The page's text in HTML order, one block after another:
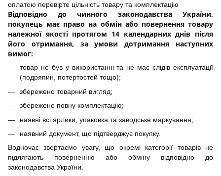
оплатою перевірте цільність товару та комплектацію
Відповідно до чинного законодавства України,
покупець має право на обмін або повернення товару
належної якості протягом 14 календарних днів після
його отримання, за умови дотримання наступних
вимог:
товар не був у використанні та не має слідів експлуатації
(подряпин, потертостей тощо);
збережено товарний вигляд;
збережено повну комплектацію;
наявні всі ярлики, упаковка та заводське маркування;
наявний документ, що підтверджує покупку.
Водночас звертаємо увагу, що окремі категорії товарів не
підлягають поверненню або обміну відповідно до
законодавства України.